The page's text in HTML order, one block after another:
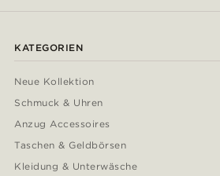
KATEGORIEN
Neue Kollektion
Schmuck & Uhren
Anzug Accessoires
Taschen & Geldbörsen
Kleidung & Unterwäsche